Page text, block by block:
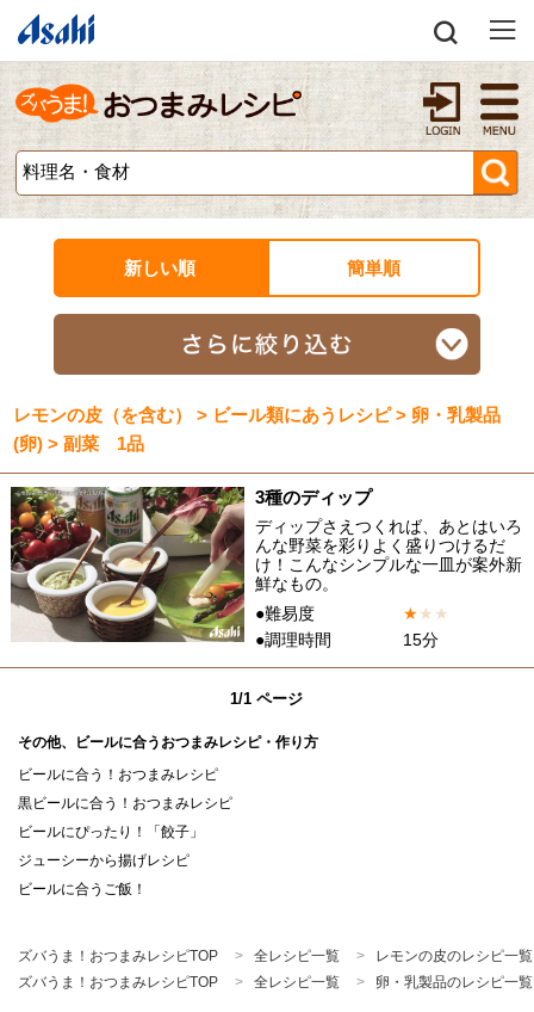
新しい順 簡単順
レモンの皮（を含む） > ビール類にあうレシピ > 卵・乳製品
(卵) > 副菜 1品
3種のディップ
ディップさえつくれば、あとはいろ
んな野菜を彩りよく盛りつけるだ
け！こんなシンプルな一皿が案外新
鮮なもの。
●難易度
★★ ★
●調理時間
15分
1/1 ページ
その他、ビールに合うおつまみレシピ・作り方
ビールに合う！おつまみレシピ
黒ビールに合う！おつまみレシピ
ビールにぴったり！「餃子」
ジューシーから揚げレシピ
ビールに合うご飯！
ズバうま！おつまみレシピTOP 全レシピ一覧
レモンの皮のレシピ一覧
ズバうま！おつまみレシピTOP
全レシピ一覧 卵・乳製品のレシピ一覧